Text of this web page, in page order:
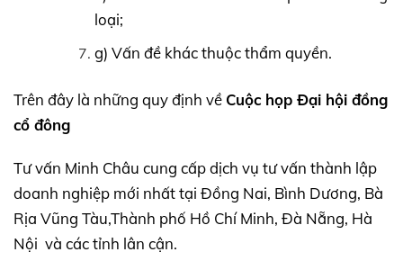
loại;
g) Vấn đề khác thuộc thẩm quyền.
Trên đây là những quy định về Cuộc họp Đại hội đồng
cổ đông
Tư vấn Minh Châu cung cấp dịch vụ tư vấn thành lập
doanh nghiệp mới nhất tại Đồng Nai, Bình Dương, Bà
Rịa Vũng Tàu,Thành phố Hồ Chí Minh, Đà Nẵng, Hà
Nội và các tỉnh lân cận.